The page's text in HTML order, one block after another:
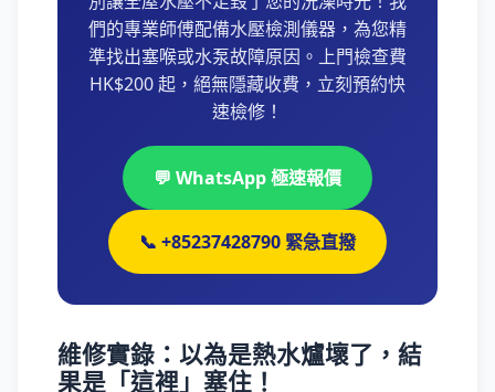
們的專業師傅配備水壓檢測儀器，為您精
準找出塞喉或水泵故障原因。上門檢查費
HK$200 起，絕無隱藏收費，立刻預約快
速檢修！
💬 WhatsApp 極速報價
📞 +85237428790 緊急直撥
維修實錄：以為是熱水爐壞了，結
果是「這裡」塞住！